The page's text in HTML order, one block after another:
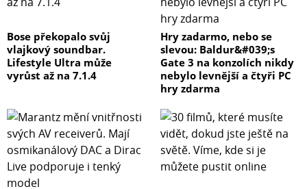
Bose překopalo svůj
vlajkový soundbar.
Lifestyle Ultra může
vyrůst až na 7.1.4
Hry zadarmo, nebo se
slevou: Baldur&#039;s
Gate 3 na konzolích nikdy
nebylo levnější a čtyři PC
hry zdarma